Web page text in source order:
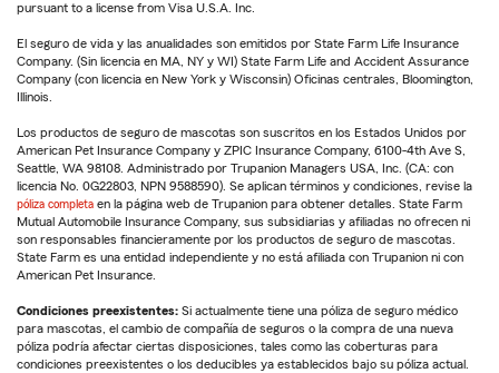
pursuant to a license from Visa U.S.A. Inc.
El seguro de vida y las anualidades son emitidos por State Farm Life Insurance
Company. (Sin licencia en MA, NY y WI) State Farm Life and Accident Assurance
Company (con licencia en New York y Wisconsin) Oficinas centrales, Bloomington,
Illinois.
Los productos de seguro de mascotas son suscritos en los Estados Unidos por
American Pet Insurance Company y ZPIC Insurance Company, 6100-4th Ave S,
Seattle, WA 98108. Administrado por Trupanion Managers USA, Inc. (CA: con
licencia No. 0G22803, NPN 9588590). Se aplican términos y condiciones, revise la
póliza completa en la página web de Trupanion para obtener detalles. State Farm
Mutual Automobile Insurance Company, sus subsidiarias y afiliadas no ofrecen ni
son responsables financieramente por los productos de seguro de mascotas.
State Farm es una entidad independiente y no está afiliada con Trupanion ni con
American Pet Insurance.
Condiciones preexistentes: Si actualmente tiene una póliza de seguro médico
para mascotas, el cambio de compañía de seguros o la compra de una nueva
póliza podría afectar ciertas disposiciones, tales como las coberturas para
condiciones preexistentes o los deducibles ya establecidos bajo su póliza actual.